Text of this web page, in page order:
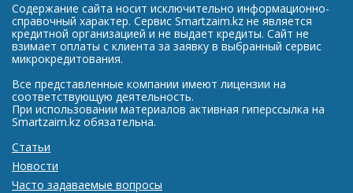
Содержание сайта носит исключительно информационно-
справочный характер. Сервис Smartzaim.kz не является
кредитной организацией и не выдает кредиты. Сайт не
взимает оплаты с клиента за заявку в выбранный сервис
микрокредитования.
Все представленные компании имеют лицензии на
соответствующую деятельность.
При использовании материалов активная гиперссылка на
Smartzaim.kz обязательна.
Статьи
Новости
Часто задаваемые вопросы